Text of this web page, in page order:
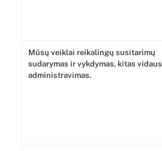
Mūsų veiklai reikalingų susitarimų
sudarymas ir vykdymas, kitas vidaus
administravimas.